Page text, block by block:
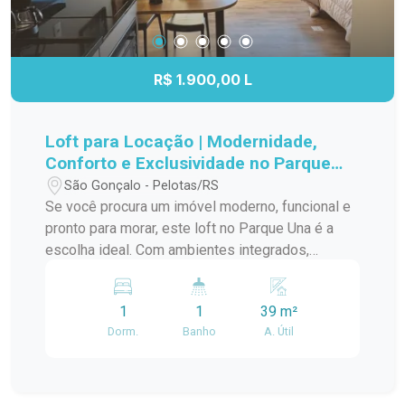
R$ 1.900,00 L
Loft para Locação | Modernidade,
Conforto e Exclusividade no Parque
UnaSão Gonçalo - Pelotas/RS
Se você procura um imóvel moderno, funcional e
pronto para morar, este loft no Parque Una é a
escolha ideal. Com ambientes integrados,
contemporâneo, oferece praticidade, conforto e
um estilo de vida único em um dos bairros mais
valorizados de Pelotas. O imóvel é totalmente
1
Dorm.
1
Banho
39 m²
A. Útil